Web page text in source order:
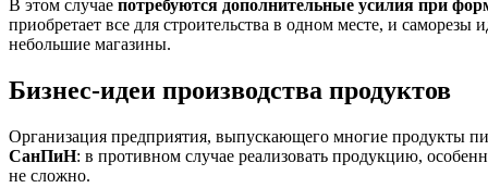
В этом случае потребуются дополнительные усилия при
приобретает все для строительства в одном месте, и
небольшие магазины.
Бизнес-идеи производства продуктов
Организация предприятия, выпускающего многие продукты
СанПиН: в противном случае реализовать продукцию,
не сложно.